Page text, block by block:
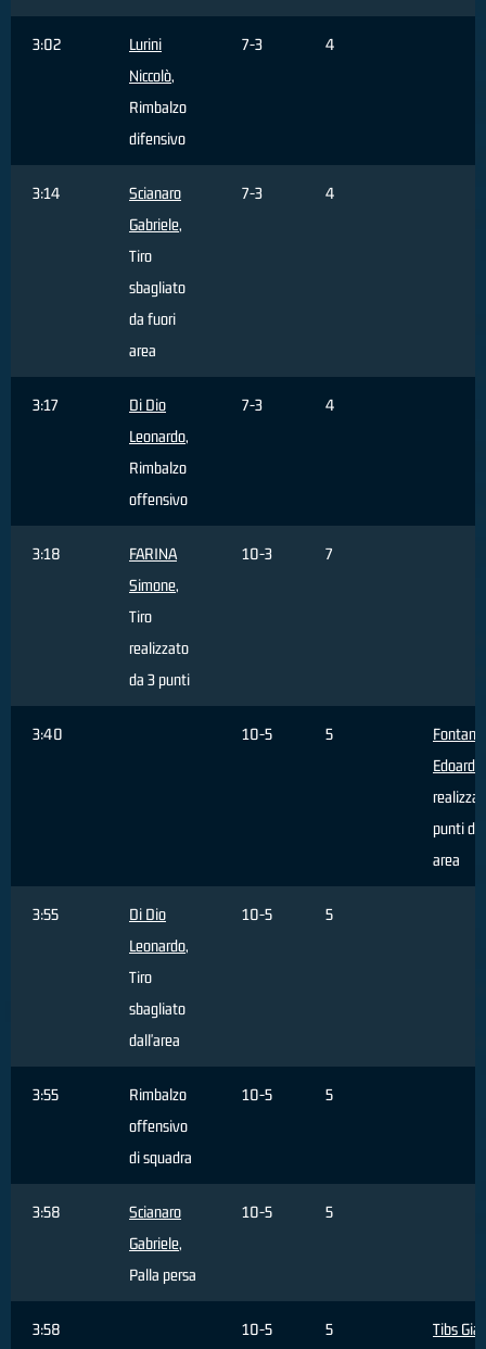
3:02
Lurini
Niccolò,
Rimbalzo
difensivo
7-3 4
3:14
Scianaro
Gabriele,
Tiro
sbagliato
da fuori
area
7-3 4
3:17
Di Dio
Leonardo,
Rimbalzo
offensivo
7-3 4
3:18
FARINA
Simone,
Tiro
realizzato
da 3 punti
10-3 7
3:40 10-5 5
Fontana
Edoardo
punti
area
3:55
Di Dio
Leonardo,
Tiro
sbagliato
dall'area
10-5 5
3:55
Rimbalzo
offensivo
di squadra
10-5 5
3:58
Scianaro
Gabriele,
Palla persa
10-5 5
3:58 10-5 5
Tibs